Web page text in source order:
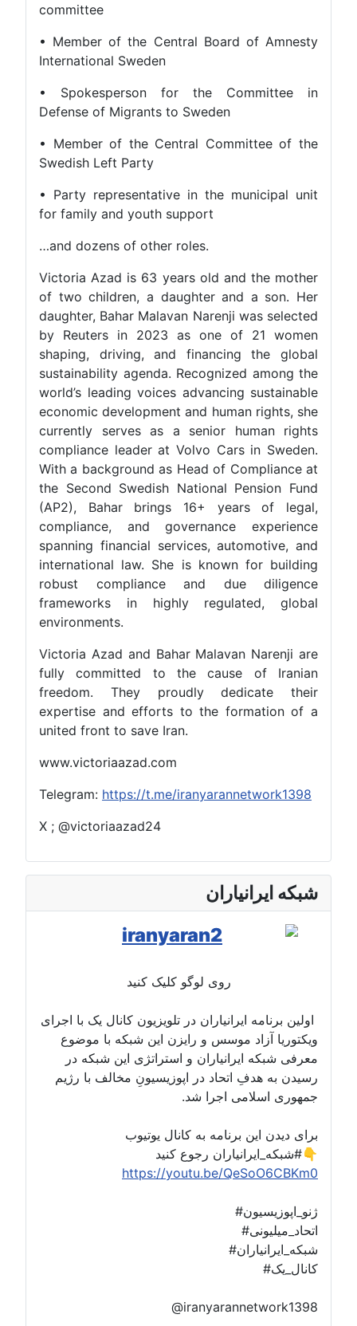
committee
• Member of the Central Board of Amnesty
International Sweden
• Spokesperson for the Committee in
Defense of Migrants to Sweden
• Member of the Central Committee of the
Swedish Left Party
• Party representative in the municipal unit
for family and youth support
…and dozens of other roles.
Victoria Azad is 63 years old and the mother
of two children, a daughter and a son. Her
daughter, Bahar Malavan Narenji was selected
by Reuters in 2023 as one of 21 women
shaping, driving, and financing the global
sustainability agenda. Recognized among the
world’s leading voices advancing sustainable
economic development and human rights, she
currently serves as a senior human rights
compliance leader at Volvo Cars in Sweden.
With a background as Head of Compliance at
the Second Swedish National Pension Fund
(AP2), Bahar brings 16+ years of legal,
compliance, and governance experience
spanning financial services, automotive, and
international law. She is known for building
robust compliance and due diligence
frameworks in highly regulated, global
environments.
Victoria Azad and Bahar Malavan Narenji are
fully committed to the cause of Iranian
freedom. They proudly dedicate their
expertise and efforts to the formation of a
united front to save Iran.
www.victoriaazad.com
Telegram: https://t.me/iranyarannetwork1398
X ; @victoriaazad24
شبکه ایرانیاران
روی لوگو کلیک کنید
اولین برنامه ایرانیاران در تلویزیون کانال یک با اجرای
ویکتوریا آزاد موسس و رایزن این شبکه با موضوع
معرفی شبکه ایرانیاران و استراتژی این شبکه در
رسیدن به هدفِ اتحاد در اپوزیسیونِ مخالف با رژیم
جمهوری اسلامی اجرا شد.
برای دیدن این برنامه به کانال یوتیوب
#شبکه_ایرانیاران رجوع کنید👇
https://youtu.be/QeSoO6CBKm0
#ژنو_اپوزیسیون
#اتحاد_میلیونی
#شبکه_ایرانیاران
#کانال_یک
@iranyarannetwork1398